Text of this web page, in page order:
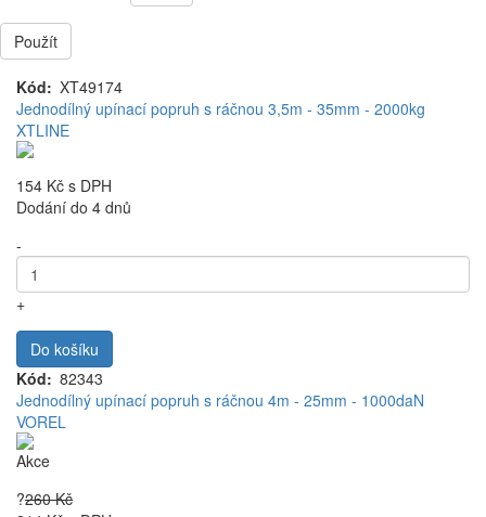
Použít
Kód
XT49174
Jednodílný upínací popruh s ráčnou 3,5m - 35mm - 2000kg
XTLINE
154 Kč s DPH
Dodání do 4 dnů
-
+
Do košíku
Kód
82343
Jednodílný upínací popruh s ráčnou 4m - 25mm - 1000daN
VOREL
Akce
?260 Kč